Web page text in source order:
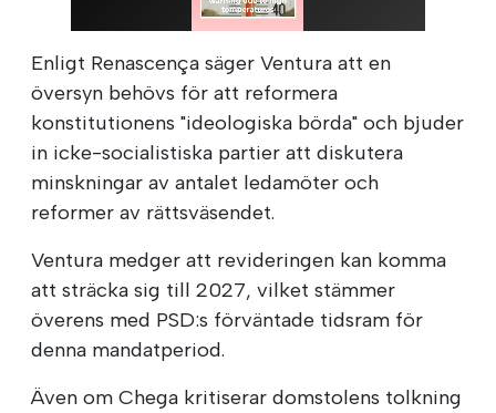
Enligt Renascença säger Ventura att en
översyn behövs för att reformera
konstitutionens "ideologiska börda" och bjuder
in icke-socialistiska partier att diskutera
minskningar av antalet ledamöter och
reformer av rättsväsendet.
Ventura medger att revideringen kan komma
att sträcka sig till 2027, vilket stämmer
överens med PSD:s förväntade tidsram för
denna mandatperiod.
Även om Chega kritiserar domstolens tolkning